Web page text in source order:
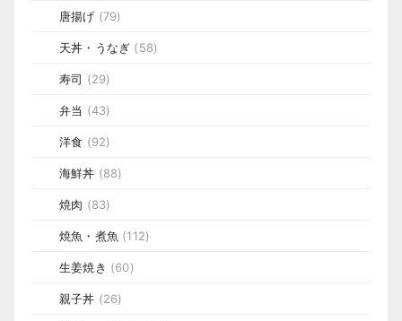
唐揚げ (79)
天丼・うなぎ (58)
寿司 (29)
弁当 (43)
洋食 (92)
海鮮丼 (88)
焼肉 (83)
焼魚・煮魚 (112)
生姜焼き (60)
親子丼 (26)